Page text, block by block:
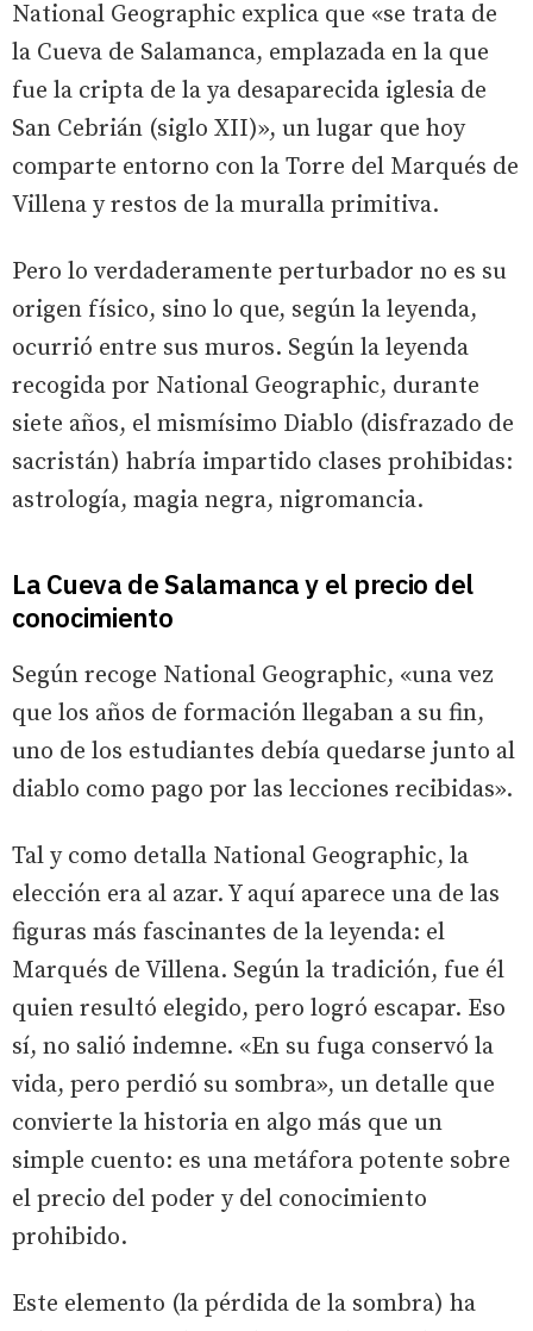
National Geographic explica que «se trata de
la Cueva de Salamanca, emplazada en la que
fue la cripta de la ya desaparecida iglesia de
San Cebrián (siglo XII)», un lugar que hoy
comparte entorno con la Torre del Marqués de
Villena y restos de la muralla primitiva.
Pero lo verdaderamente perturbador no es su
origen físico, sino lo que, según la leyenda,
ocurrió entre sus muros. Según la leyenda
recogida por National Geographic, durante
siete años, el mismísimo Diablo (disfrazado de
sacristán) habría impartido clases prohibidas:
astrología, magia negra, nigromancia.
La Cueva de Salamanca y el precio del
conocimiento
Según recoge National Geographic, «una vez
que los años de formación llegaban a su fin,
uno de los estudiantes debía quedarse junto al
diablo como pago por las lecciones recibidas».
Tal y como detalla National Geographic, la
elección era al azar. Y aquí aparece una de las
figuras más fascinantes de la leyenda: el
Marqués de Villena. Según la tradición, fue él
quien resultó elegido, pero logró escapar. Eso
sí, no salió indemne. «En su fuga conservó la
vida, pero perdió su sombra», un detalle que
convierte la historia en algo más que un
simple cuento: es una metáfora potente sobre
el precio del poder y del conocimiento
prohibido.
Este elemento (la pérdida de la sombra) ha